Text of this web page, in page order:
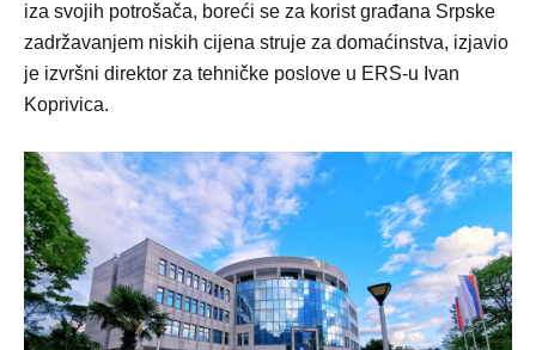
iza svojih potrošača, boreći se za korist građana Srpske
zadržavanjem niskih cijena struje za domaćinstva, izjavio
je izvršni direktor za tehničke poslove u ERS-u Ivan
Koprivica.